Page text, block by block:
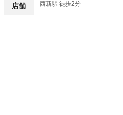
店舗
西新駅 徒歩2分